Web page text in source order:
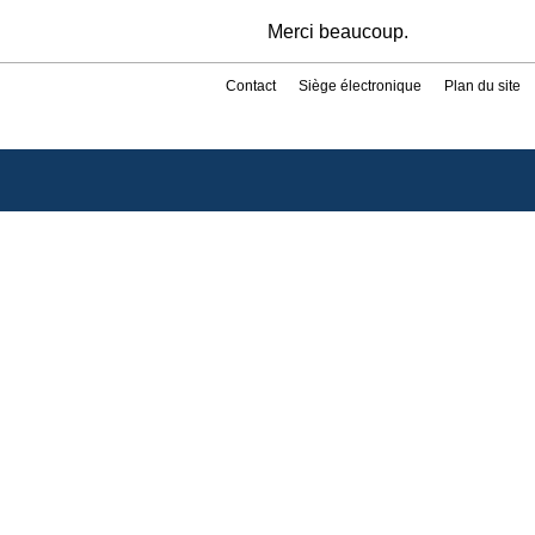
Merci beaucoup.
Contact Siège électronique Plan du site